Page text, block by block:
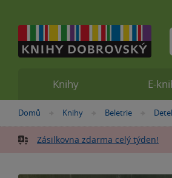
Nacházíte
zde:
Domů »
Knihy »
Beletrie »
Zásilkovna zdarma celý týden!
Knihy E-